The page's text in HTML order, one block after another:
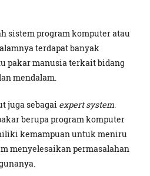
sistem program komputer atau
terdapat banyak
pakar manusia terkait bidang
mendalam.
juga sebagai expert system.
berupa program komputer
kemampuan untuk meniru
menyelesaikan permasalahan